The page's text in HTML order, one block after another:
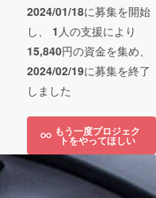
2024/01/18に募集を開始
し、 1 人の支援により
15,840円の資金を集め、
2024/02/19に募集を終了
しました
もう一度プロジェク
トをやってほしい